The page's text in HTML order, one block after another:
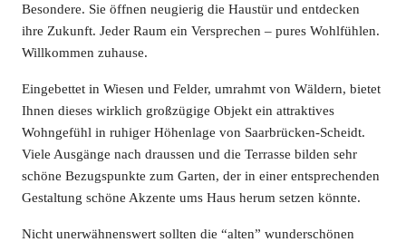
Besondere. Sie öffnen neugierig die Haustür und entdecken
ihre Zukunft. Jeder Raum ein Versprechen – pures Wohlfühlen.
Willkommen zuhause.
Eingebettet in Wiesen und Felder, umrahmt von Wäldern, bietet
Ihnen dieses wirklich großzügige Objekt ein attraktives
Wohngefühl in ruhiger Höhenlage von Saarbrücken-Scheidt.
Viele Ausgänge nach draussen und die Terrasse bilden sehr
schöne Bezugspunkte zum Garten, der in einer entsprechenden
Gestaltung schöne Akzente ums Haus herum setzen könnte.
Nicht unerwähnenswert sollten die “alten” wunderschönen